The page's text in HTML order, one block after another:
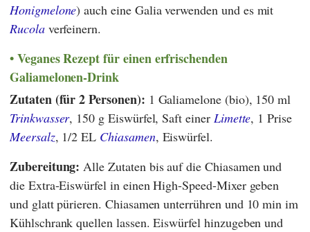
Honigmelone) auch eine Galia verwenden und es mit
Rucolaverfeinern.
Veganes Rezept für einen erfrischenden
Galiamelonen-Drink
Zutaten (für 2 Personen): 1 Galiamelone (bio), 150 ml
Trinkwasser, 150 g Eiswürfel, Saft einer Limette, 1 Prise
Meersalz, 1/2 EL Chiasamen, Eiswürfel.
Zubereitung:Alle Zutaten bis auf die Chiasamen und
die Extra-Eiswürfel in einen High-Speed-Mixer geben
und glatt pürieren. Chiasamen unterrühren und 10 min im
Kühlschrank quellen lassen. Eiswürfel hinzugeben und